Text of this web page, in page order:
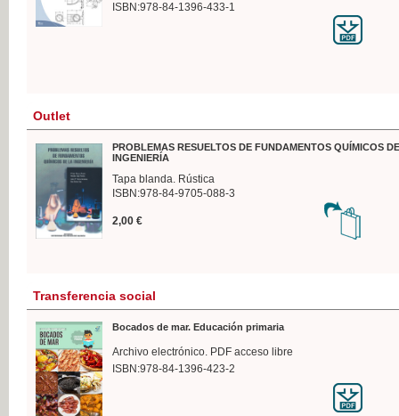
ISBN:978-84-1396-433-1
Outlet
PROBLEMAS RESUELTOS DE FUNDAMENTOS QUÍMICOS
INGENIERÍA
Tapa blanda. Rústica
ISBN:978-84-9705-088-3
2,00 €
Transferencia social
Bocados de mar. Educación primaria
Archivo electrónico. PDF acceso libre
ISBN:978-84-1396-423-2